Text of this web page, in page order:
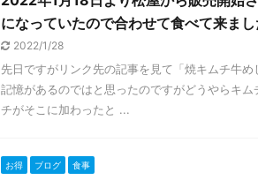
になっていたので合わせて食べて来まし
2022/1/28
先日ですがリンク先の記事を見て「焼キムチ牛
記憶があるのではと思ったのですがどうやらキ
チがそこに加わったと ...
お得 ブログ 食事